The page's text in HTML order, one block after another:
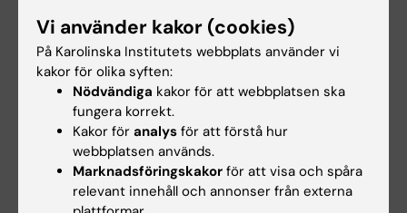
aortaklaffen är valet av ny
hjärtklaff särskilt…
aortaklaffen är valet av ny
hjärtklaff särskilt…
Vi använder kakor (cookies)
På Karolinska Institutets webbplats använder vi
kakor för olika syften:
Nödvändiga kakor för att webbplatsen ska
fungera korrekt.
Kakor för analys för att förstå hur
webbplatsen används.
Marknadsföringskakor för att visa och spåra
relevant innehåll och annonser från externa